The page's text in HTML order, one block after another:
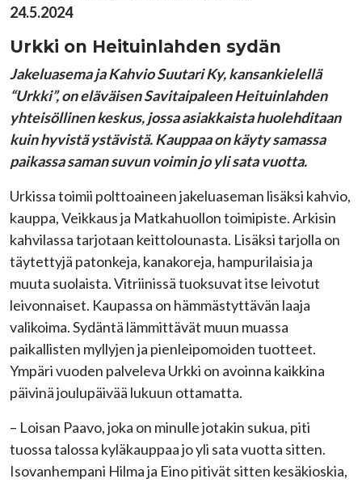
24.5.2024
Urkki on Heituinlahden sydän
Jakeluasema ja Kahvio Suutari Ky, kansankielellä
“Urkki”, on eläväisen Savitaipaleen Heituinlahden
yhteisöllinen keskus, jossa asiakkaista huolehditaan
kuin hyvistä ystävistä. Kauppaa on käyty samassa
paikassa saman suvun voimin jo yli sata vuotta.
Urkissa toimii polttoaineen jakeluaseman lisäksi kahvio,
kauppa, Veikkaus ja Matkahuollon toimipiste. Arkisin
kahvilassa tarjotaan keittolounasta. Lisäksi tarjolla on
täytettyjä patonkeja, kanakoreja, hampurilaisia ja
muuta suolaista. Vitriinissä tuoksuvat itse leivotut
leivonnaiset. Kaupassa on hämmästyttävän laaja
valikoima. Sydäntä lämmittävät muun muassa
paikallisten myllyjen ja pienleipomoiden tuotteet.
Ympäri vuoden palveleva Urkki on avoinna kaikkina
päivinä joulupäivää lukuun ottamatta.
– Loisan Paavo, joka on minulle jotakin sukua, piti
tuossa talossa kyläkauppaa jo yli sata vuotta sitten.
Isovanhempani Hilma ja Eino pitivät sitten kesäkioskia,